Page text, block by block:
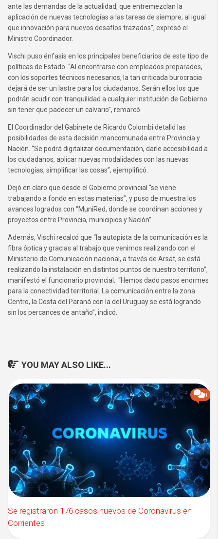
ante las demandas de la actualidad, que entremezclan la
aplicación de nuevas tecnologías a las tareas de siempre, al igual
que innovación para nuevos desafíos trazados”, expresó el
Ministro Coordinador.
Vischi puso énfasis en los principales beneficiarios de este tipo de
políticas de Estado. “Al encontrarse con empleados preparados,
con los soportes técnicos necesarios, la tan criticada burocracia
dejará de ser un lastre para los ciudadanos. Serán ellos los que
podrán acudir con tranquilidad a cualquier institución de Gobierno
sin tener que padecer un calvario”, remarcó.
El Coordinador del Gabinete de Ricardo Colombi detalló las
posibilidades de esta decisión mancomunada entre Provincia y
Nación. “Se podrá digitalizar documentación, darle accesibilidad a
los ciudadanos, aplicar nuevas modalidades con las nuevas
tecnologías, simplificar las cosas”, ejemplificó.
Dejó en claro que desde el Gobierno provincial “se viene
trabajando a fondo en estas materias”, y puso de muestra los
avances logrados con “MuniRed, donde se coordinan acciones y
proyectos entre Provincia, municipios y Nación”.
Además, Vischi recalcó que “la autopista de la comunicación es la
fibra óptica y gracias al trabajo que venimos realizando con el
Ministerio de Comunicación nacional, a través de Arsat, se está
realizando la instalación en distintos puntos de nuestro territorio”,
manifestó el funcionario provincial. “Hemos dado pasos enormes
para la conectividad territorial. La comunicación entre la zona
Centro, la Costa del Paraná con la del Uruguay se está logrando
sin los percances de antaño”, indicó.
YOU MAY ALSO LIKE...
0
Se registraron 176 casos nuevos de Coronavirus en
Corrientes